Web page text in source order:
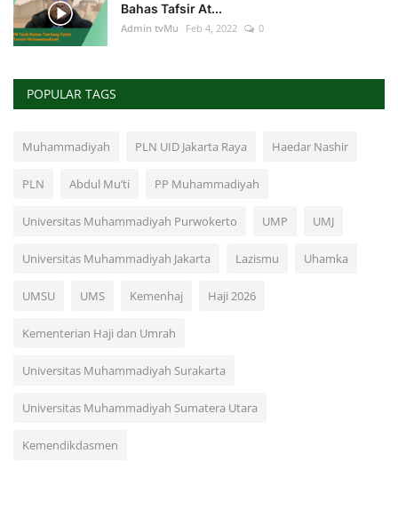
Bahas Tafsir At...
Admin tvMu Feb 4, 2022 0
POPULAR TAGS
Muhammadiyah PLN UID Jakarta Raya Haedar Nashir
PLN Abdul Mu’ti PP Muhammadiyah
Universitas Muhammadiyah Purwokerto UMP UMJ
Universitas Muhammadiyah Jakarta Lazismu Uhamka
UMSU UMS Kemenhaj Haji 2026
Kementerian Haji dan Umrah
Universitas Muhammadiyah Surakarta
Universitas Muhammadiyah Sumatera Utara
Kemendikdasmen